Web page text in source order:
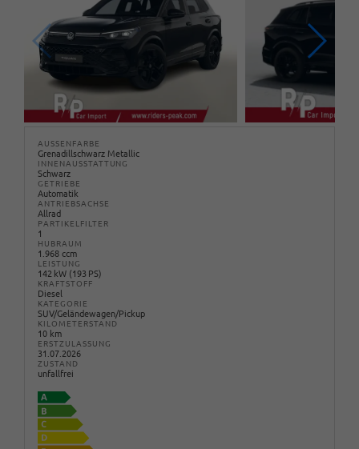
AUSSENFARBE
Grenadillschwarz Metallic
INNENAUSSTATTUNG
Schwarz
GETRIEBE
Automatik
ANTRIEBSACHSE
Allrad
PARTIKELFILTER
1
HUBRAUM
1.968 ccm
LEISTUNG
142 kW (193 PS)
KRAFTSTOFF
Diesel
KATEGORIE
SUV/Geländewagen/Pickup
KILOMETERSTAND
10 km
ERSTZULASSUNG
31.07.2026
ZUSTAND
unfallfrei